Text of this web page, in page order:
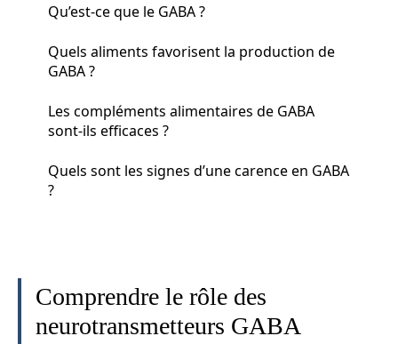
Qu’est-ce que le GABA ?
Quels aliments favorisent la production de
GABA ?
Les compléments alimentaires de GABA
sont-ils efficaces ?
Quels sont les signes d’une carence en GABA
?
Comprendre le rôle des
neurotransmetteurs GABA